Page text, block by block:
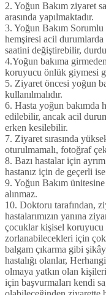
2. Yoğun Bakım ziyaret
arasında yapılmaktadır.
3. Yoğun Bakım
hemşiresi acil durumlarda
saatini değiştirebilir,
4.Yoğun bakıma
koruyucu önlük giymesi
5. Ziyaret öncesi yoğun
kullanılmalıdır.
6. Hasta yoğun bakımda
edilebilir, ancak acil
erken kesilebilir.
7. Ziyaret sırasında
oturulmamalı, fotoğraf
8. Bazı hastalar için
hastanız için de geçerli
9. Yoğun Bakım
alınmaz.
10. Doktoru tarafından,
hastalarımızın yanına
çocuklar kişisel koruyucu
zorlanabilecekleri için
balgam çıkarma gibi
hastalığı olanlar,
olmaya yatkın olan
için başvurmaları kendi